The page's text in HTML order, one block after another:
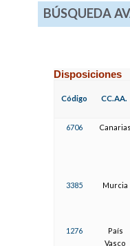
BÚSQUEDA
Disposiciones
Código CC.AA.
6706 Canarias
3385 Murcia
1276
País
Vasco